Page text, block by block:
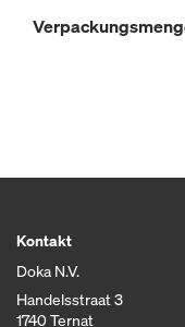
Kontakt
Doka N.V.
Handelsstraat 3
1740 Ternat